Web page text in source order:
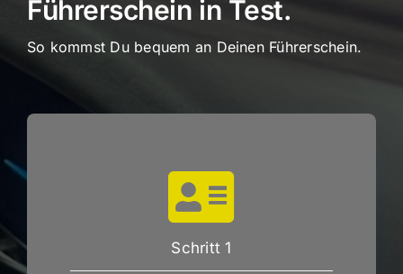
Führerschein in Test.
So kommst Du bequem an Deinen Führerschein.
Schritt 1